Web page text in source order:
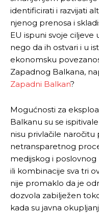
identificirati i razvijati
njenog prenosa i
EU ispuni svoje
nego da ih ostvari i u
ekonomsku
Zapadnog Balkana,
Zapadni Balkan?
Mogućnosti za
Balkanu su se
nisu privlačile naročitu
netransparetnog
medijskog i poslovnog
ili kombinacije sva tri
nije promaklo da je
dozvola zabilježen
kada su javna